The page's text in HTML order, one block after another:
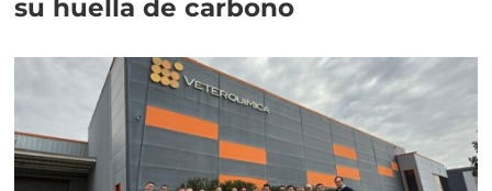
su huella de carbono